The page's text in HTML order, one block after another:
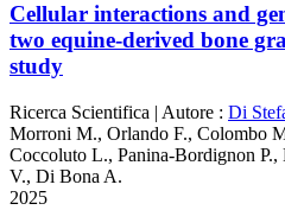
Cellular interactions and
two equine-derived bone
study
Ricerca Scientifica | Autore : Di
Morroni M., Orlando F., Colombo
Coccoluto L., Panina-Bordignon P.,
V., Di Bona A.
2025